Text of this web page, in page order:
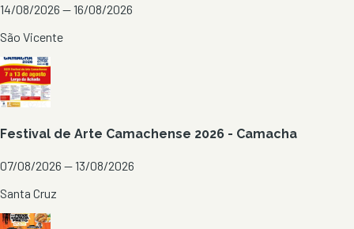
14/08/2026 — 16/08/2026
São Vicente
Festival de Arte Camachense 2026 - Camacha
07/08/2026 — 13/08/2026
Santa Cruz